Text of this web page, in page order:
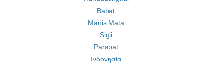
Babat
Manis Mata
Sigli
Parapat
Ινδονησία